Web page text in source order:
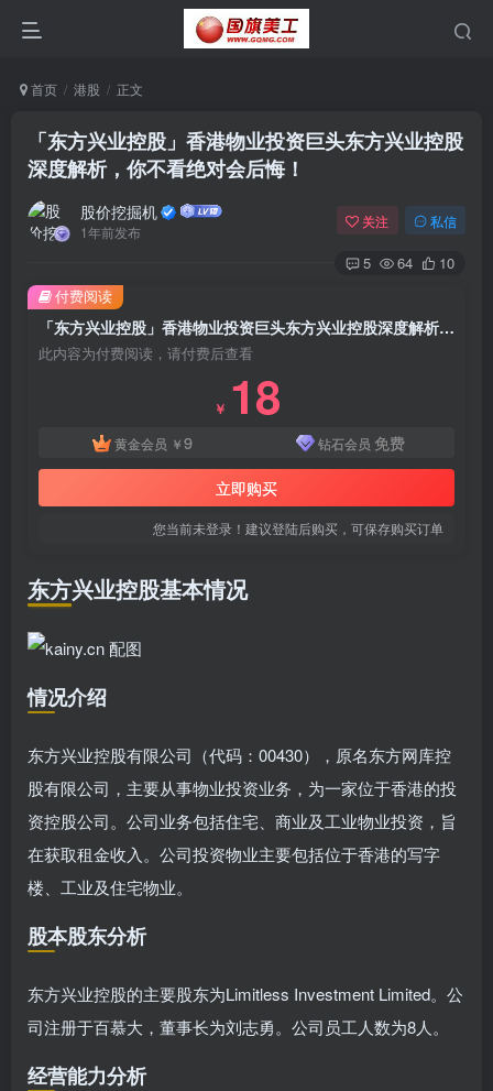
首页 港股 正文
「东方兴业控股」香港物业投资巨头东方兴业控股
深度解析，你不看绝对会后悔！
股价挖掘机
1年前发布
关注 私信
5 64 10
「东方兴业控股」香港物业投资巨头东方兴业控股深度解析，你不看绝对会后悔！
此内容为付费阅读，请付费后查看
￥ 18
黄金会员 ￥9 钻石会员 免费
立即购买
您当前未登录！建议登陆后购买，可保存购买订单
付费阅读
东方兴业控股基本情况
情况介绍
东方兴业控股有限公司（代码：00430），原名东方网库控
股有限公司，主要从事物业投资业务，为一家位于香港的投
资控股公司。公司业务包括住宅、商业及工业物业投资，旨
在获取租金收入。公司投资物业主要包括位于香港的写字
楼、工业及住宅物业。
股本股东分析
东方兴业控股的主要股东为Limitless Investment Limited。公
司注册于百慕大，董事长为刘志勇。公司员工人数为8人。
经营能力分析